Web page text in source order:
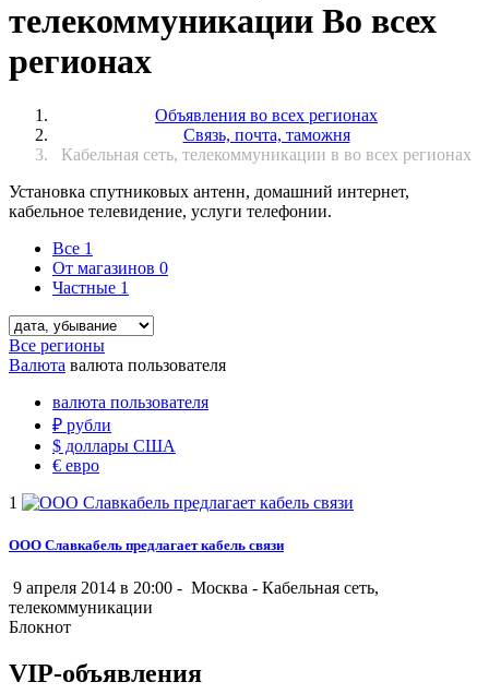
телекоммуникации Во всех
регионах
Объявления во всех регионах
Связь, почта, таможня
Кабельная сеть, телекоммуникации в во всех регионах
Установка спутниковых антенн, домашний интернет,
кабельное телевидение, услуги телефонии.
Все 1
От магазинов 0
Частные 1
Все регионы
Валюта валюта пользователя
валюта пользователя
₽ рубли
$ доллары США
€ евро
1
ООО Славкабель предлагает кабель связи
9 апреля 2014 в 20:00 - Москва - Кабельная сеть,
телекоммуникации
Блокнот
VIP-объявления